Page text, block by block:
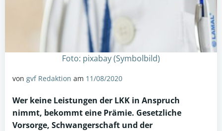
Foto: pixabay (Symbolbild)
von gvf Redaktion am 11/08/2020
Wer keine Leistungen der LKK in Anspruch
nimmt, bekommt eine Prämie. Gesetzliche
Vorsorge, Schwangerschaft und der